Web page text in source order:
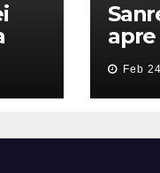
apre
Feb